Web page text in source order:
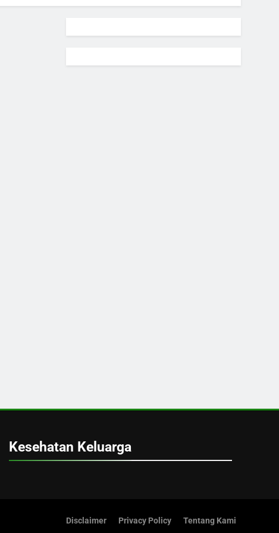
Kesehatan Keluarga
Disclaimer Privacy Policy Tentang Kami